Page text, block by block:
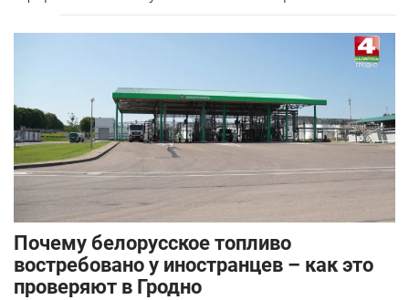
Почему белорусское топливо
востребовано у иностранцев – как это
проверяют в Гродно